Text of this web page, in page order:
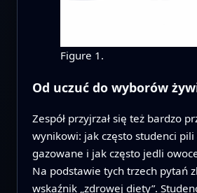
Figure 1.
Od uczuć do wyborów
Zespół przyjrzał się też bardzo
wynikowi: jak często studenci pili
gazowane i jak często jedli
Na podstawie tych trzech pytań
wskaźnik „zdrowej diety”.